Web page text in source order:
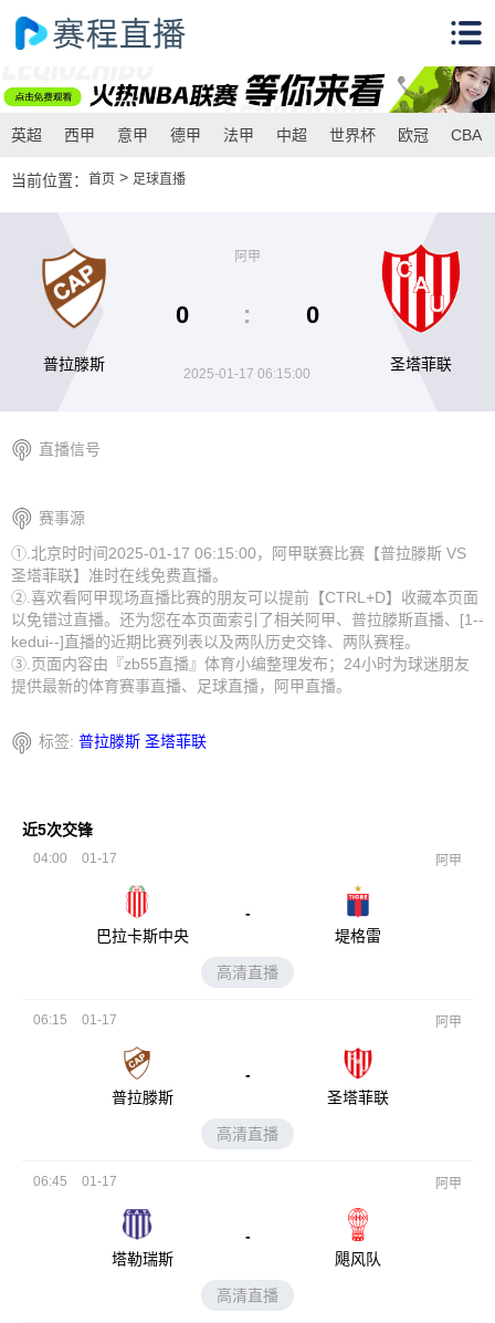
英超 西甲 意甲 德甲 法甲 中超 世界杯 欧冠 CBA
当前位置： 首页 > 足球直播
普拉滕斯
阿甲
0 : 0
2025-01-17 06:15:00
圣塔菲联
直播信号
赛事源
①.北京时时间2025-01-17 06:15:00，阿甲联赛比赛【普拉滕斯 VS
圣塔菲联】准时在线免费直播。
②.喜欢看阿甲现场直播比赛的朋友可以提前【CTRL+D】收藏本页面
以免错过直播。还为您在本页面索引了相关阿甲、普拉滕斯直播、[1--
kedui--]直播的近期比赛列表以及两队历史交锋、两队赛程。
③.页面内容由『zb55直播』体育小编整理发布；24小时为球迷朋友
提供最新的体育赛事直播、足球直播，阿甲直播。
标签: 普拉滕斯 圣塔菲联
近5次交锋
04:00 01-17 阿甲
巴拉卡斯中央
-
堤格雷
高清直播
06:15 01-17 阿甲
普拉滕斯
-
圣塔菲联
高清直播
06:45 01-17 阿甲
塔勒瑞斯
-
飓风队
高清直播